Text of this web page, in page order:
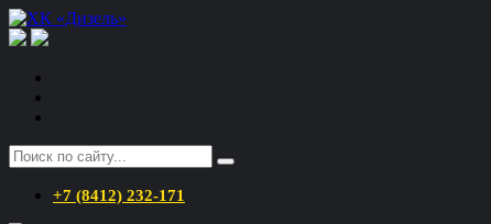
+7 (8412) 232-171